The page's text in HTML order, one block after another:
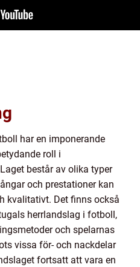
har en imponerande
roll i
består av olika typer
och prestationer kan
kvalitativt. Det finns också
herrlandslag i fotboll,
och spelarnas
vissa för- och nackdelar
fortsatt att vara en